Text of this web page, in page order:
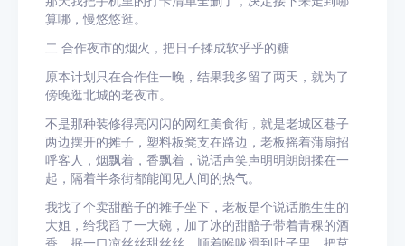
算哪，慢悠悠逛。
二 合作夜市的烟火，把日子揉成软乎乎的糖
原本计划只在合作住一晚，结果我多留了两天，就为了
傍晚逛北城的老夜市。
不是那种装修得亮闪闪的网红美食街，就是老城区巷子
两边摆开的摊子，塑料板凳支在路边，老板摇着蒲扇招
呼客人，烟飘着，香飘着，说话声笑声明明朗朗揉在一
起，隔着半条街都能闻见人间的热气。
我找了个卖甜醅子的摊子坐下，老板是个说话脆生生的
大姐，给我舀了一大碗，加了冰的甜醅子带着青稞的酒